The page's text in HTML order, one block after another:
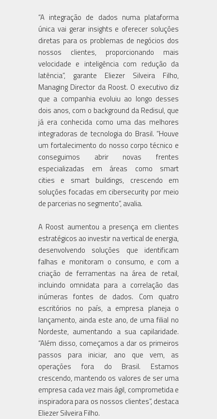
“A integração de dados numa plataforma
única vai gerar insights e oferecer soluções
diretas para os problemas de negócios dos
nossos clientes, proporcionando mais
velocidade e inteligência com redução da
latência”, garante Eliezer Silveira Filho,
Managing Director da Roost. O executivo diz
que a companhia evoluiu ao longo desses
dois anos, com o background da Redisul, que
já era conhecida como uma das melhores
integradoras de tecnologia do Brasil. “Houve
um fortalecimento do nosso corpo técnico e
conseguimos abrir novas frentes
especializadas em áreas como smart
cities e smart buildings, crescendo em
soluções focadas em cibersecurity por meio
de parcerias no segmento”, avalia.
A Roost aumentou a presença em clientes
estratégicos ao investir na vertical de energia,
desenvolvendo soluções que identificam
falhas e monitoram o consumo, e com a
criação de ferramentas na área de retail,
incluindo omnidata para a correlação das
inúmeras fontes de dados. Com quatro
escritórios no país, a empresa planeja o
lançamento, ainda este ano, de uma filial no
Nordeste, aumentando a sua capilaridade.
“Além disso, começamos a dar os primeiros
passos para iniciar, ano que vem, as
operações fora do Brasil. Estamos
crescendo, mantendo os valores de ser uma
empresa cada vez mais ágil, comprometida e
inspiradora para os nossos clientes”, destaca
Eliezer Silveira Filho.